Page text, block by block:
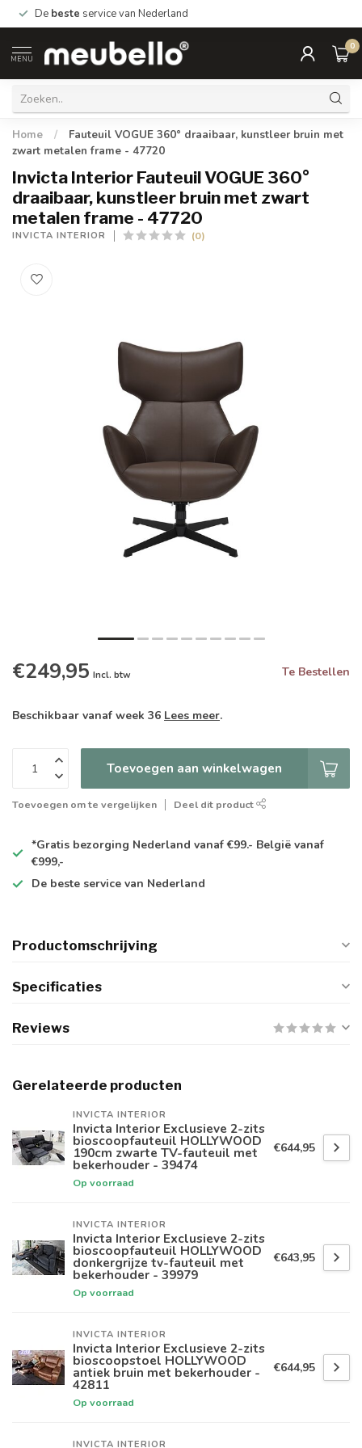
De beste service van Nederland
MENU
0
Home /
Fauteuil VOGUE 360° draaibaar, kunstleer bruin met
zwart metalen frame - 47720
Invicta Interior Fauteuil VOGUE 360°
draaibaar, kunstleer bruin met zwart
metalen frame - 47720
INVICTA INTERIOR (0)
€249,95 Incl. btw Te Bestellen
Beschikbaar vanaf week 36 Lees meer.
Toevoegen aan winkelwagen
Toevoegen om te vergelijken Deel dit product
*Gratis bezorging Nederland vanaf €99.- België vanaf
€999,-
De beste service van Nederland
Productomschrijving
Specificaties
Reviews
Gerelateerde producten
INVICTA INTERIOR
Invicta Interior Exclusieve 2-zits
bioscoopfauteuil HOLLYWOOD
190cm zwarte TV-fauteuil met
bekerhouder - 39474
Op voorraad
€644,95
INVICTA INTERIOR
Invicta Interior Exclusieve 2-zits
bioscoopfauteuil HOLLYWOOD
donkergrijze tv-fauteuil met
bekerhouder - 39979
Op voorraad
€643,95
INVICTA INTERIOR
Invicta Interior Exclusieve 2-zits
bioscoopstoel HOLLYWOOD
antiek bruin met bekerhouder -
42811
Op voorraad
€644,95
INVICTA INTERIOR